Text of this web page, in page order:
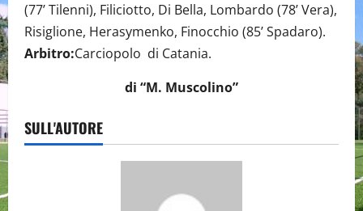
(77’ Tilenni), Filiciotto, Di Bella, Lombardo (78’ Vera),
Risiglione, Herasymenko, Finocchio (85’ Spadaro).
Arbitro:Carciopolo di Catania.
di “M. Muscolino”
SULL'AUTORE